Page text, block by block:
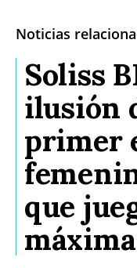
Noticias
Soliss
ilusión
primer
que